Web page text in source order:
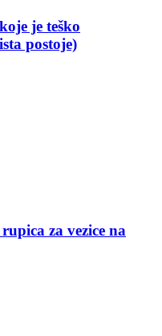
je teško
postoje)
za vezice na